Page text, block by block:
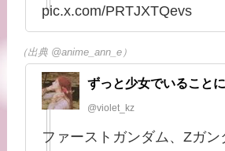
pic.x.com/PRTJXTQevs
（出典 @anime_ann_e）
ずっと少女でいることに
@violet_kz
ファーストガンダム、Zガ